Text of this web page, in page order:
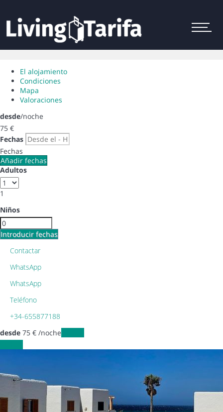
Menu
El alojamiento
Condiciones
Mapa
Valoraciones
desde/noche
75 €
Fechas
Fechas
Añadir fechas
Adultos
1
Niños
Introducir fechas
Contactar
WhatsApp
WhatsApp
Teléfono
+34-655877188
desde 75 € /noche